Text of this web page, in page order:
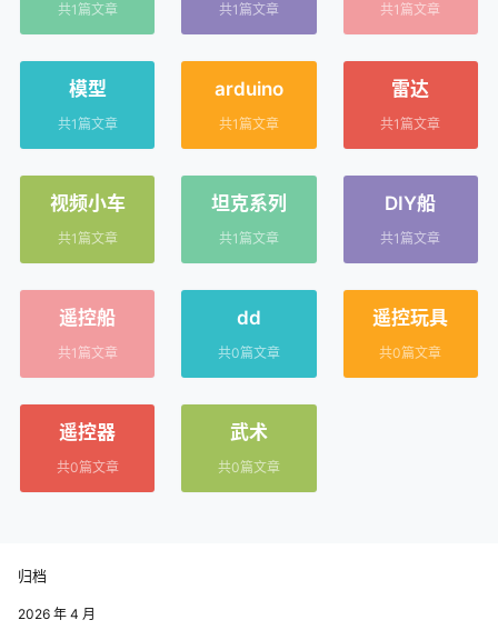
共1篇文章 共1篇文章 共1篇文章
模型
共1篇文章
arduino
共1篇文章
雷达
共1篇文章
视频小车
共1篇文章
坦克系列
共1篇文章
DIY船
共1篇文章
遥控船
共1篇文章
dd
共0篇文章
遥控玩具
共0篇文章
遥控器
共0篇文章
武术
共0篇文章
归档
2026 年 4 月